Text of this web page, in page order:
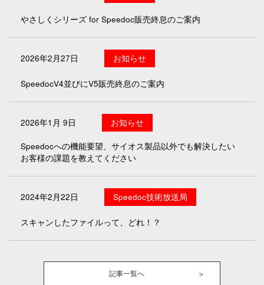
やさしくシリーズ for Speedoc販売終息のご案内
2026年2月27日 お知らせ
SpeedocV4並びにV5販売終息のご案内
2026年1月 9日 お知らせ
Speedocへの機能要望、サイオス製品以外でも解決したい
お客様の課題を教えてください
2024年2月22日 Speedoc技術放送局
スキャンしたファイルって、どれ！？
記事一覧へ ＞